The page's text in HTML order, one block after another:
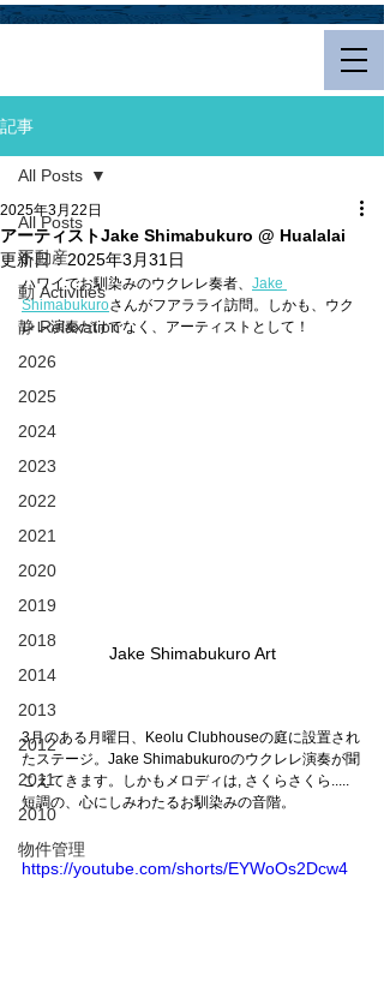
記事
All Posts
不動産
動 Activities
静 Relaxation
2026
2025
2024
2023
2022
2021
2020
2019
2018
2014
2013
2012
2011
2010
物件管理
All Posts
アーティストJake Shimabukuro @ Hualalai
2025年3月22日
更新日：2025年3月31日
ハワイでお馴染みのウクレレ奏者、 Jake
Shimabukuroさんがフアラライ訪問。しかも、ウク
レレ演奏だけでなく、アーティストとして！
Jake Shimabukuro Art
3月のある月曜日、Keolu Clubhouseの庭に設置され
たステージ。Jake Shimabukuroのウクレレ演奏が聞
こえてきます。しかもメロディは, さくらさくら.....
短調の、心にしみわたるお馴染みの音階。
https://youtube.com/shorts/EYWoOs2Dcw4